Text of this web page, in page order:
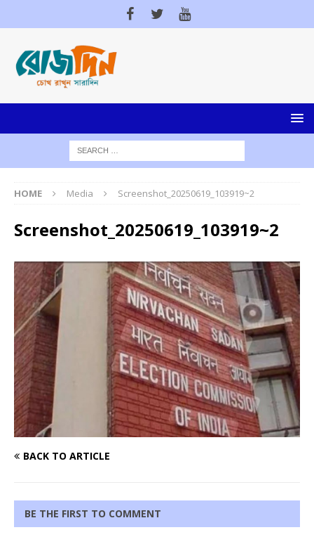
HOME Media Screenshot_20250619_103919~2
Screenshot_20250619_103919~2
BACK TO ARTICLE
BE THE FIRST TO COMMENT